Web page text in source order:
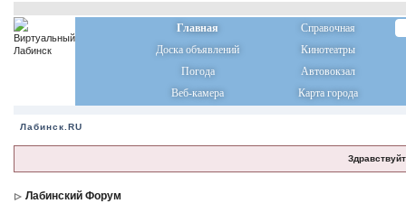
Главная
Справочная
Доска объявлений
Кинотеатры
Погода
Автовокзал
Веб-камера
Карта города
Лабинск.RU
Лабинский Форум